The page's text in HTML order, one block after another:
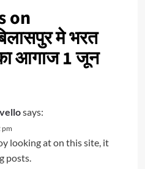
on
मे भरत
आगाज 1 जून
says:
pm
looking at on this site, it
posts.